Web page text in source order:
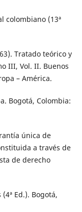
colombiano (13ª
Tratado teórico y
III, Vol. II. Buenos
– América.
Bogotá, Colombia:
única de
a través de
de derecho
Ed.). Bogotá,